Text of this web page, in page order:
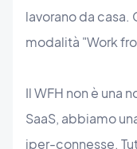
lavorano da casa.
modalità "Work
Il WFH non è una
SaaS, abbiamo
iper-connesse.